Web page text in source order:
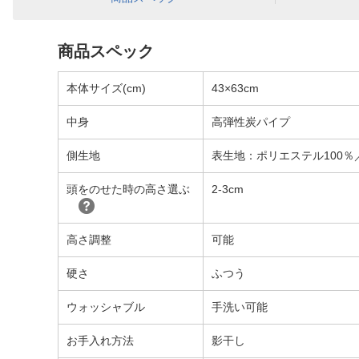
商品スペック
本体サイズ(cm) 43×63cm
中身 高弾性炭パイプ
側生地 表生地：ポリエステル100％
頭をのせた時の高さ選ぶ 2-3cm
高さ調整 可能
硬さ ふつう
ウォッシャブル 手洗い可能
お手入れ方法 影干し